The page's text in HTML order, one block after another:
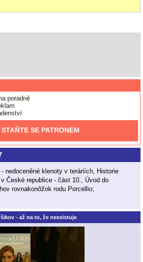
poradně
STAŇTE SE PATRONEM
nedoceněné klenoty v teráriích, Historie
České republice - část 10., Úvod do
rovnakonôžok rodu Porcellio;
- až na to, že neexistuje